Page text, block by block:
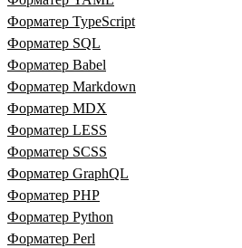
Форматер TypeScript
Форматер SQL
Форматер Babel
Форматер Markdown
Форматер MDX
Форматер LESS
Форматер SCSS
Форматер GraphQL
Форматер PHP
Форматер Python
Форматер Perl